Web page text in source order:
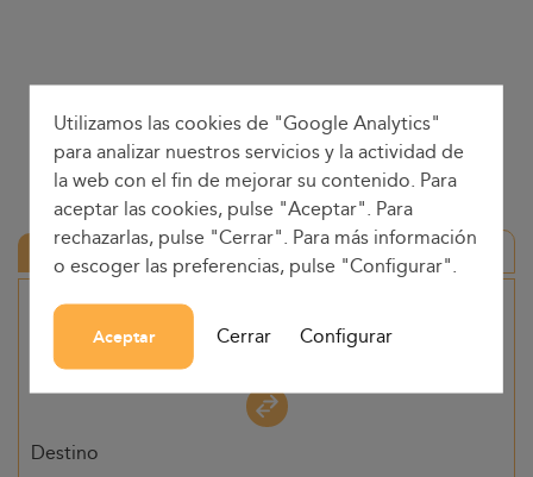
Ida y vuelta
Origen
Destino
Utilizamos las cookies de "Google Analytics"
para analizar nuestros servicios y la actividad de
la web con el fin de mejorar su contenido. Para
aceptar las cookies, pulse "Aceptar". Para
rechazarlas, pulse "Cerrar". Para más información
o escoger las preferencias, pulse "Configurar".
Aceptar Cerrar Configurar